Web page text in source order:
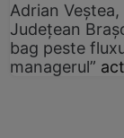
Adrian
Județean
bag peste
managerul”